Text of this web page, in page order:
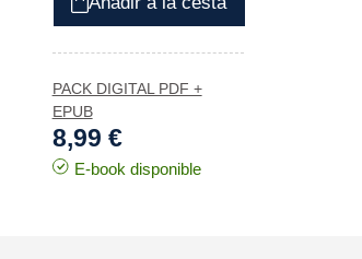
PACK DIGITAL PDF +
EPUB
8,99 €
E-book disponible